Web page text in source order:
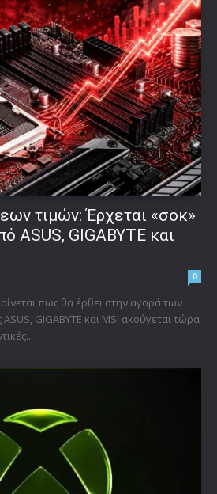
τιμών: Έρχεται «σοκ»
ASUS, GIGABYTE και
0
πως θα έρθει στην αγορά των
GIGABYTE και MSI ακούγεται τώρα